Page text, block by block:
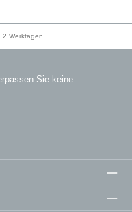
2 Werktagen
Sie keine